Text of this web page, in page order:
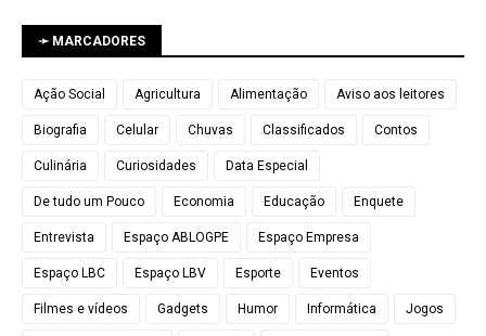
➛ MARCADORES
Ação Social Agricultura Alimentação Aviso aos leitores
Biografia Celular Chuvas Classificados Contos
Culinária Curiosidades Data Especial
De tudo um Pouco Economia Educação Enquete
Entrevista Espaço ABLOGPE Espaço Empresa
Espaço LBC Espaço LBV Esporte Eventos
Filmes e vídeos Gadgets Humor Informática Jogos